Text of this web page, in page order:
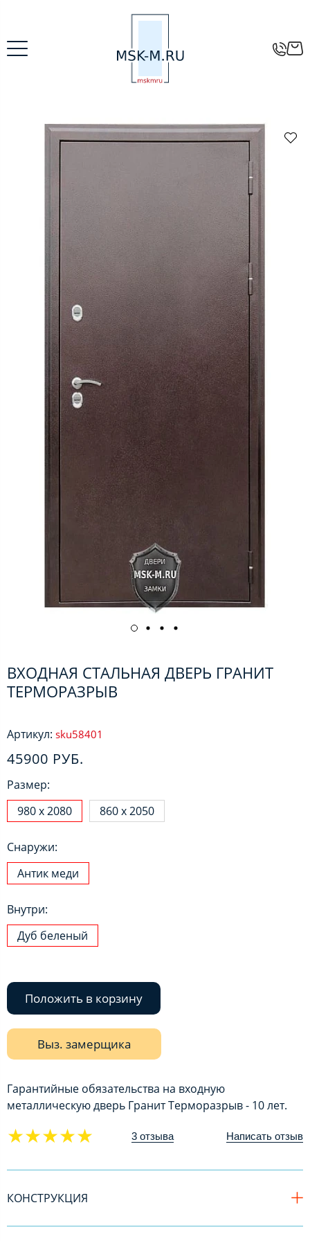
ВХОДНАЯ СТАЛЬНАЯ ДВЕРЬ ГРАНИТ
ТЕРМОРАЗРЫВ
Артикул: sku58401
45900 РУБ.
Размер:
980 х 2080
860 х 2050
Снаружи:
Антик меди
Внутри:
Дуб беленый
Положить в корзину
Выз. замерщика
Гарантийные обязательства на входную
металлическую дверь Гранит Терморазрыв - 10 лет.
★★★★★ 3 отзыва Написать отзыв
КОНСТРУКЦИЯ